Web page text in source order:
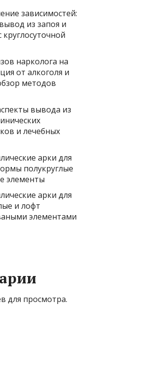
зависимостей:
из запоя и
нарколога на
от алкоголя и
методов
вывода из
и лечебных
арки для
полукруглые
элементы
арки для
и лофт
элементами
для просмотра.